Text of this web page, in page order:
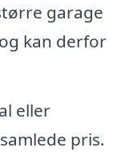
garage
kan derfor
eller
pris.